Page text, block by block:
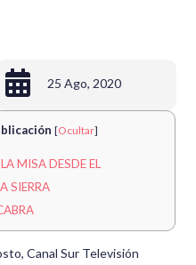
 25 Ago, 2020
[Ocultar]
MISA DESDE EL
SIERRA
Canal Sur Televisión